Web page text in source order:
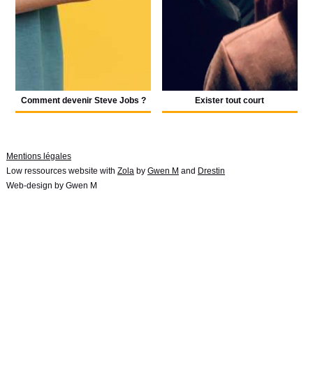
Comment devenir Steve Jobs ? Exister tout court
Mentions légales
Low ressources website with Zola by Gwen M and Drestin
Web-design by Gwen M